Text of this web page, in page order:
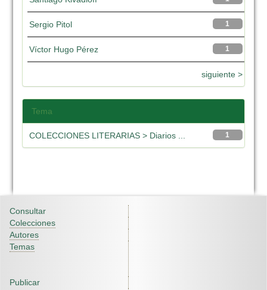
1
Sergio Pitol
1
Víctor Hugo Pérez
siguiente >
Tema
1
COLECCIONES LITERARIAS > Diarios ...
Consultar
Colecciones
Autores
Temas
Publicar